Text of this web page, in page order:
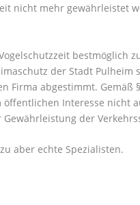
nicht mehr gewährleistet
bestmöglich
der Stadt Pulheim
Firma abgestimmt. Gemäß
Interesse nicht
der
aber echte Spezialisten.